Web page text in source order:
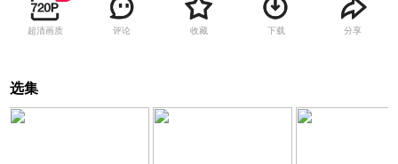
超清画质 评论 收藏 下载 分享
选集